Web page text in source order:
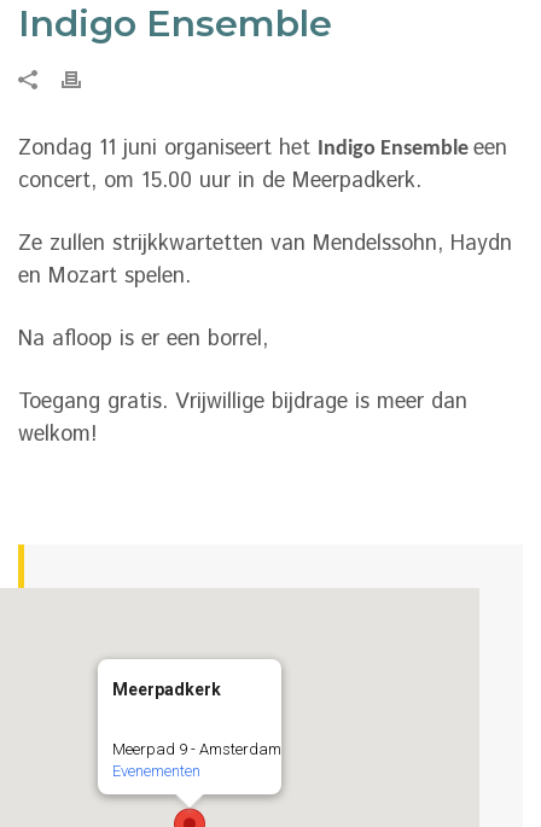
Indigo Ensemble
Zondag 11 juni organiseert het Indigo Ensemble een
concert, om 15.00 uur in de Meerpadkerk.
Ze zullen strijkkwartetten van Mendelssohn, Haydn
en Mozart spelen.
Na afloop is er een borrel,
Toegang gratis. Vrijwillige bijdrage is meer dan
welkom!
Meerpadkerk
Meerpad 9 - Amsterdam
Evenementen